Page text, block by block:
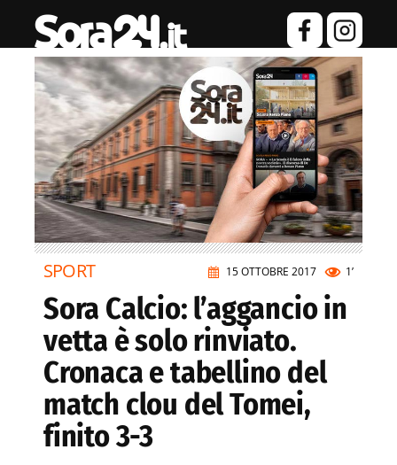
15 OTTOBRE 2017 1’
SPORT
Sora Calcio: l’aggancio in
vetta è solo rinviato.
Cronaca e tabellino del
match clou del Tomei,
finito 3-3